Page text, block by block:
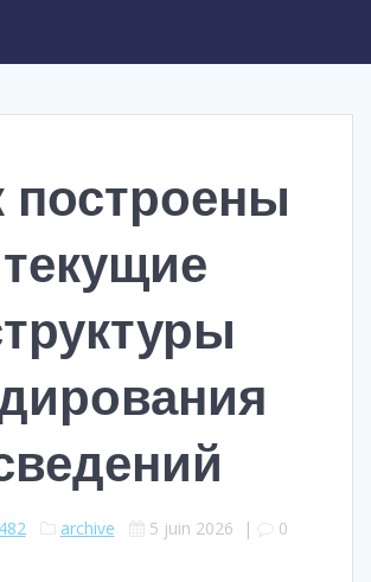
построены
текущие
archive 5 juin 2026 | 0